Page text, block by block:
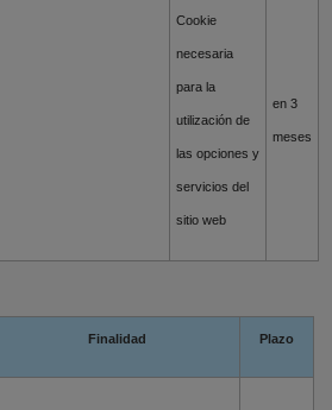
Cookie
necesaria
para la
utilización de
las opciones y
servicios del
sitio web
en 3
meses
Finalidad Plazo